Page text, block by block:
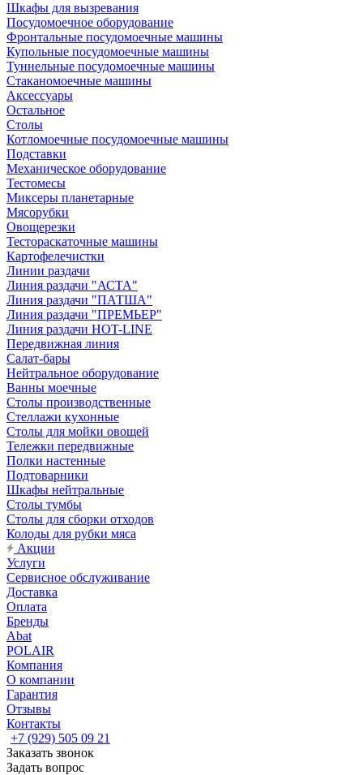
Шкафы для вызревания
Посудомоечное оборудование
Фронтальные посудомоечные машины
Купольные посудомоечные машины
Туннельные посудомоечные машины
Стаканомоечные машины
Аксессуары
Остальное
Столы
Котломоечные посудомоечные машины
Подставки
Механическое оборудование
Тестомесы
Миксеры планетарные
Мясорубки
Овощерезки
Тестораскаточные машины
Картофелечистки
Линии раздачи
Линия раздачи "АСТА"
Линия раздачи "ПАТША"
Линия раздачи "ПРЕМЬЕР"
Линия раздачи HOT-LINE
Передвижная линия
Салат-бары
Нейтральное оборудование
Ванны моечные
Столы производственные
Стеллажи кухонные
Столы для мойки овощей
Тележки передвижные
Полки настенные
Подтоварники
Шкафы нейтральные
Столы тумбы
Столы для сборки отходов
Колоды для рубки мяса
Акции
Услуги
Сервисное обслуживание
Доставка
Оплата
Бренды
Abat
POLAIR
Компания
О компании
Гарантия
Отзывы
Контакты
+7 (929) 505 09 21
Заказать звонок
Задать вопрос